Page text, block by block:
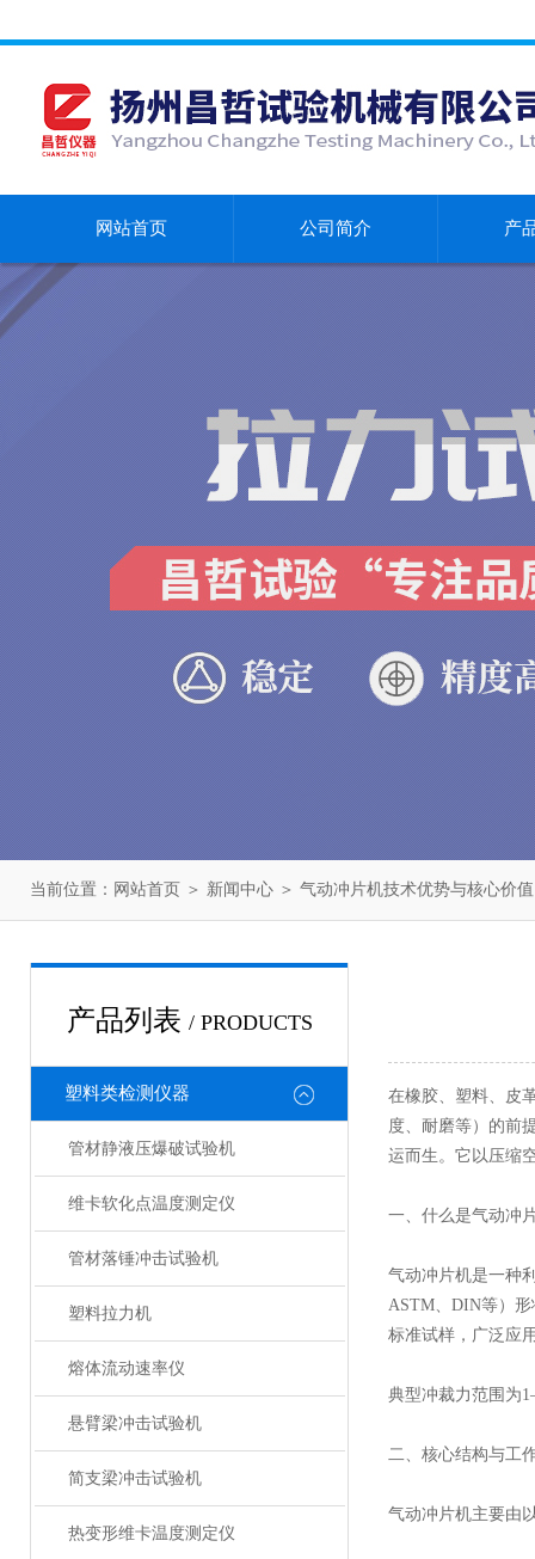
网站首页 公司简介 产
当前位置： 网站首页 ＞ 新闻中心 ＞ 气动冲片机技术优势与核心价值
产品列表 / PRODUCTS
塑料类检测仪器
管材静液压爆破试验机
维卡软化点温度测定仪
管材落锤冲击试验机
塑料拉力机
熔体流动速率仪
悬臂梁冲击试验机
简支梁冲击试验机
热变形维卡温度测定仪
在橡胶、塑料、皮
度、耐磨等）的前
运而生。它以压缩
一、什么是气动冲
气动冲片机是一种
ASTM、DIN等）
标准试样，广泛应
典型冲裁力范围为
二、核心结构与工
气动冲片机主要由